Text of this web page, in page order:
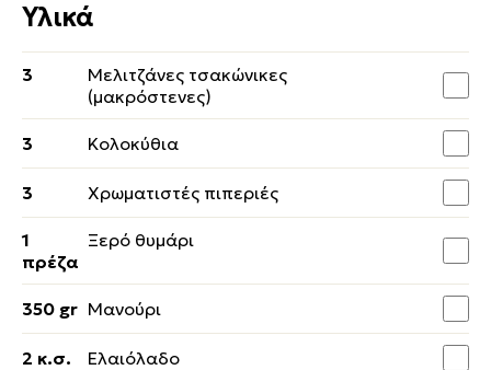
Υλικά
3
Μελιτζάνες τσακώνικες
(μακρόστενες)
3 Κολοκύθια
3 Χρωματιστές πιπεριές
1
πρέζα
Ξερό θυμάρι
350 gr Μανούρι
2 κ.σ. Ελαιόλαδο